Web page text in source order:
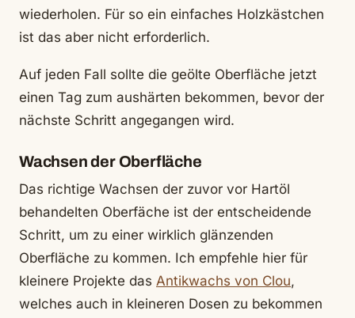
wiederholen. Für so ein einfaches Holzkästchen
ist das aber nicht erforderlich.
Auf jeden Fall sollte die geölte Oberfläche jetzt
einen Tag zum aushärten bekommen, bevor der
nächste Schritt angegangen wird.
Wachsen der Oberfläche
Das richtige Wachsen der zuvor vor Hartöl
behandelten Oberfäche ist der entscheidende
Schritt, um zu einer wirklich glänzenden
Oberfläche zu kommen. Ich empfehle hier für
kleinere Projekte das Antikwachs von Clou,
welches auch in kleineren Dosen zu bekommen